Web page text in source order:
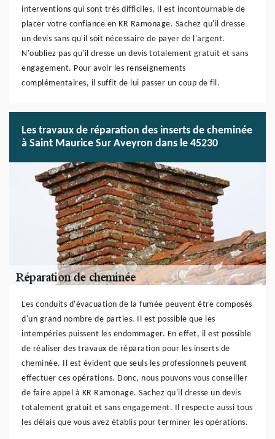
interventions qui sont très difficiles, il est incontournable de
placer votre confiance en KR Ramonage. Sachez qu'il dresse
un devis sans qu'il soit nécessaire de payer de l'argent.
N'oubliez pas qu'il dresse un devis totalement gratuit et sans
engagement. Pour avoir les renseignements
complémentaires, il suffit de lui passer un coup de fil.
Les travaux de réparation des inserts de cheminée
à Saint Maurice Sur Aveyron dans le 45230
Les conduits d'évacuation de la fumée peuvent être composés
d'un grand nombre de parties. Il est possible que les
intempéries puissent les endommager. En effet, il est possible
de réaliser des travaux de réparation pour les inserts de
cheminée. Il est évident que seuls les professionnels peuvent
effectuer ces opérations. Donc, nous pouvons vous conseiller
de faire appel à KR Ramonage. Sachez qu'il dresse un devis
totalement gratuit et sans engagement. Il respecte aussi tous
les délais que vous avez établis pour terminer les opérations.